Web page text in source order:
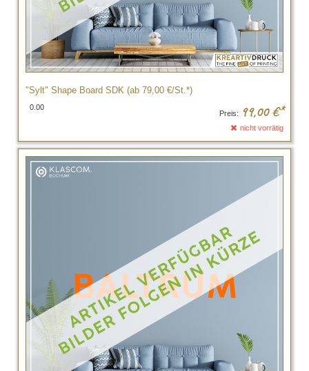
"Sylt" Shape Board SDK (ab 79,00 €/St.*)
0.00
Preis: 99,00 €*
nicht vorrätig